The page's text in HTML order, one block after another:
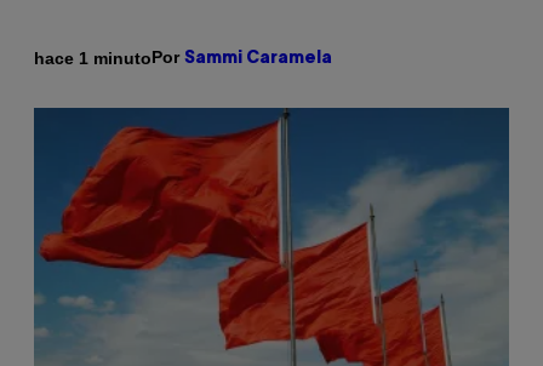
hace 1 minutoPor Sammi Caramela